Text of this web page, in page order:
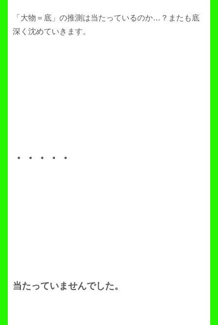
「大物＝底」の推測は当たっているのか…？またも底
深く沈めていきます。
・・・・・
当たっていませんでした。